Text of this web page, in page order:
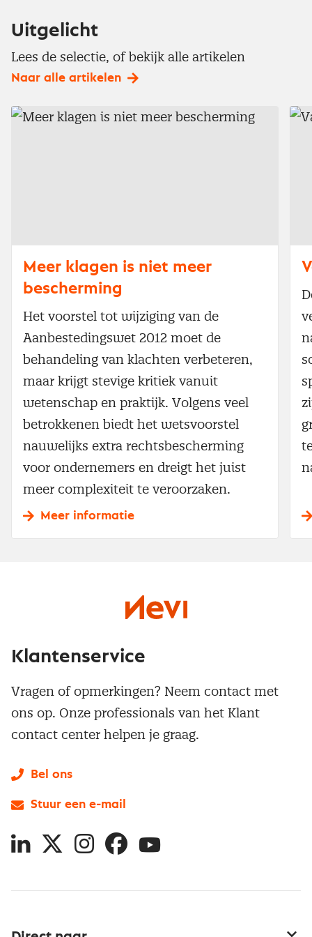
Uitgelicht
Lees de selectie, of bekijk alle artikelen
Naar alle artikelen
Meer klagen is niet meer
bescherming
Het voorstel tot wijziging van de
Aanbestedingswet 2012 moet de
behandeling van klachten verbeteren,
maar krijgt stevige kritiek vanuit
wetenschap en praktijk. Volgens veel
betrokkenen biedt het wetsvoorstel
nauwelijks extra rechtsbescherming
voor ondernemers en dreigt het juist
meer complexiteit te veroorzaken.
Meer informatie
Klantenservice
Vragen of opmerkingen? Neem contact met
ons op. Onze professionals van het Klant
contact center helpen je graag.
Bel ons
Stuur een e-mail
LinkedIn
X InstagramFacebookYouTube